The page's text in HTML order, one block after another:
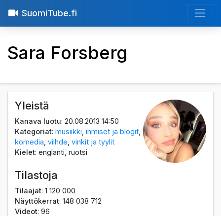
SuomiTube.fi
Sara Forsberg
Yleistä
Kanava luotu: 20.08.2013 14:50
Kategoriat:musiikki ,ihmiset ja blogit
komedia ,viihde ,vinkit ja tyylit
Kielet: englanti, ruotsi
Tilastoja
Tilaajat: 1 120 000
Näyttökerrat: 148 038 712
Videot: 96